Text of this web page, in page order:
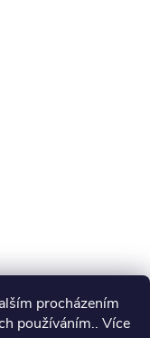
procházením
používáním.. Více